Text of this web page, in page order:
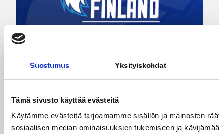
Suostumus Yksityiskohdat
Tämä sivusto käyttää evästeitä
Käytämme evästeitä tarjoamamme sisällön ja mainosten
sosiaalisen median ominaisuuksien tukemiseen ja
Nuorten PM-kilpailut 05.08.2026 20:08
voittivat Islannin Nordic Open -
turnauksen toisessa ottelussa